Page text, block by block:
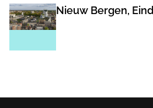
Nieuw Bergen,